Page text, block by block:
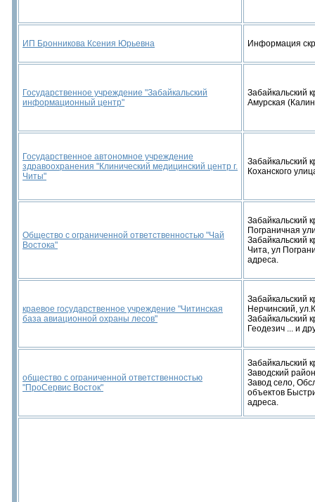
ИП Бронникова Ксения Юрьевна Информация
Государственное учреждение "Забайкальский
информационный центр"
Забайкальский
Амурская
Государственное автономное учреждение
здравоохранения "Клинический медицинский центр г.
Читы"
Забайкальский
Коханского
Общество с ограниченной ответственностью "Чай
Востока"
Забайкальский
Пограничная
Забайкальский
Чита, ул
адреса.
краевое государственное учреждение "Читинская
база авиационной охраны лесов"
Забайкальский
Нерчинский,
Забайкальский
Геодезич ... и
общество с ограниченной ответственностью
"ПроСервис Восток"
Забайкальский
Заводский
Завод село,
объектов
адреса.